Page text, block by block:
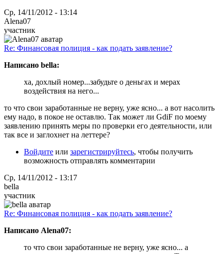
Ср, 14/11/2012 - 13:14
Alena07
участник
Re: Финансовая полиция - как подать заявление?
Написано bella:
ха, дохлый номер...забудьте о деньгах и мерах
воздействия на него...
то что свои заработанные не верну, уже ясно... а вот насолить
ему надо, в покое не оставлю. Так может ли GdiF по моему
заявлению принять меры по проверки его деятельности, или
так все и заглохнет на леттере?
Войдите или зарегистрируйтесь, чтобы получить
возможность отправлять комментарии
Ср, 14/11/2012 - 13:17
bella
участник
Re: Финансовая полиция - как подать заявление?
Написано Alena07:
то что свои заработанные не верну, уже ясно... а